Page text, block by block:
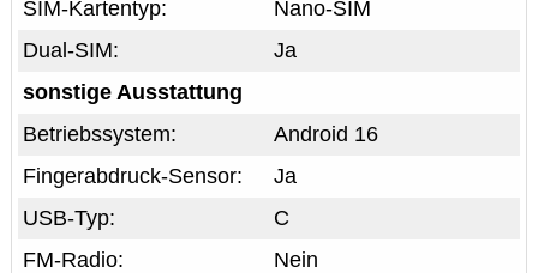
Nano-SIM
SIM-Kartentyp:
Ja
Dual-SIM:
sonstige Ausstattung
Android 16
Betriebssystem:
Ja
Fingerabdruck-Sensor:
C
USB-Typ:
Nein
FM-Radio: